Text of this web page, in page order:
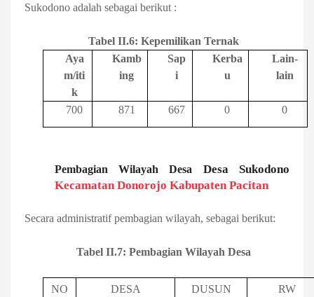
Sukodono adalah sebagai berikut :
Tabel II.6: Kepemilikan Ternak
Aya
m/iti
k
Kamb
ing
Sap
i
Kerba
u
Lain-
lain
700 871 667 0 0
Pembagian Wilayah Desa Desa Sukodono
Kecamatan Donorojo Kabupaten Pacitan
Secara administratif pembagian wilayah, sebagai berikut:
Tabel II.7: Pembagian Wilayah Desa
NO DESA DUSUN RW